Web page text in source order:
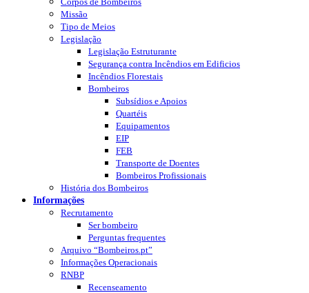
Missão
Tipo de Meios
Legislação
Legislação Estruturante
Segurança contra Incêndios em Edificios
Incêndios Florestais
Bombeiros
Subsídios e Apoios
Quartéis
Equipamentos
EIP
FEB
Transporte de Doentes
Bombeiros Profissionais
História dos Bombeiros
Informações
Recrutamento
Ser bombeiro
Perguntas frequentes
Arquivo “Bombeiros.pt”
Informações Operacionais
RNBP
Recenseamento